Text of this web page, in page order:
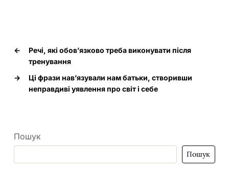
←
Речі, які обов’язково треба виконувати після
тренування
→
Ці фрази нав’язували нам батьки, створивши
неправдиві уявлення про світ і себе
Пошук
Пошук